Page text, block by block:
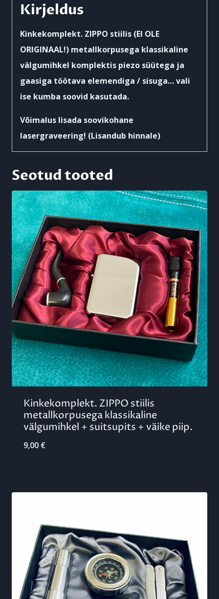
Kirjeldus
Kinkekomplekt. ZIPPO stiilis (EI OLE
ORIGINAAL!) metallkorpusega klassikaline
välgumihkel komplektis piezo süütega ja
gaasiga töötava elemendiga / sisuga… vali
ise kumba soovid kasutada.
Võimalus lisada soovikohane
lasergraveering! (Lisandub hinnale)
Seotud tooted
Kinkekomplekt. ZIPPO stiilis
metallkorpusega klassikaline
välgumihkel + suitsupits + väike piip.
9,00 €